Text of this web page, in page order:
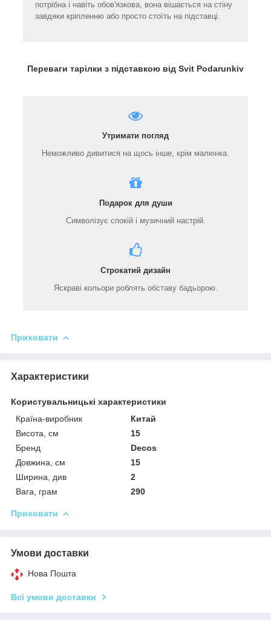
потрібна і навіть обов'язкова, вона вішається на стіну
завдяки кріпленню або просто стоїть на підставці.
Переваги тарілки з підставкою від Svit Podarunkiv
Утримати погляд
Неможливо дивитися на щось інше, крім малюнка.
Подарок для души
Символізує спокій і музичний настрій.
Строкатий дизайн
Яскраві кольори роблять обставу бадьорою.
Приховати
Характеристики
Користувальницькі характеристики
Країна-виробник
Китай
Висота, см
15
Бренд
Decos
Довжина, см
15
Ширина, див
2
Вага, грам
290
Приховати
Умови доставки
Нова Пошта
Всі умови доставки